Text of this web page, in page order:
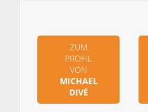
ZUM
PROFIL
VON
MICHAEL
DIVÉ